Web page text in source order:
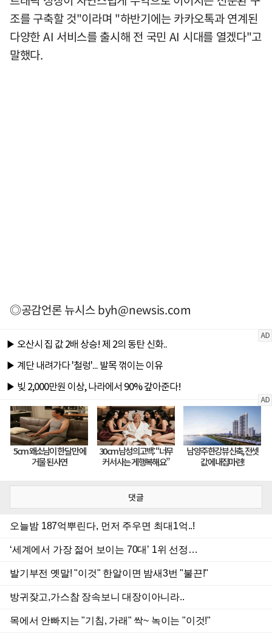
조를 구축할 것"이라며 "하반기에는 카카오톡과 연계된
다양한 AI 서비스를 출시해 전 국민 AI 시대를 열겠다"고
말했다.
◎공감언론 뉴시스byh@newsis.com
댓글